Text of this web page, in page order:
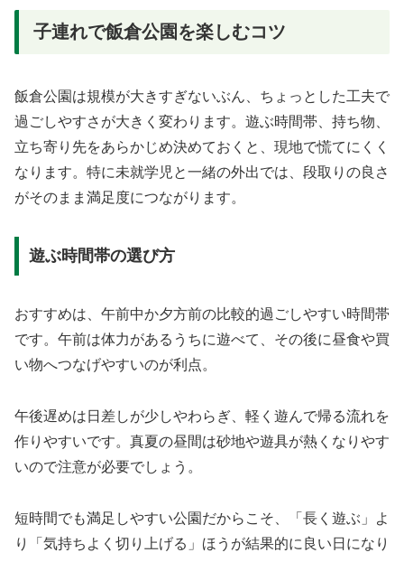
子連れで飯倉公園を楽しむコツ
飯倉公園は規模が大きすぎないぶん、ちょっとした工夫で
過ごしやすさが大きく変わります。遊ぶ時間帯、持ち物、
立ち寄り先をあらかじめ決めておくと、現地で慌てにくく
なります。特に未就学児と一緒の外出では、段取りの良さ
がそのまま満足度につながります。
遊ぶ時間帯の選び方
おすすめは、午前中か夕方前の比較的過ごしやすい時間帯
です。午前は体力があるうちに遊べて、その後に昼食や買
い物へつなげやすいのが利点。
午後遅めは日差しが少しやわらぎ、軽く遊んで帰る流れを
作りやすいです。真夏の昼間は砂地や遊具が熱くなりやす
いので注意が必要でしょう。
短時間でも満足しやすい公園だからこそ、「長く遊ぶ」よ
り「気持ちよく切り上げる」ほうが結果的に良い日になり